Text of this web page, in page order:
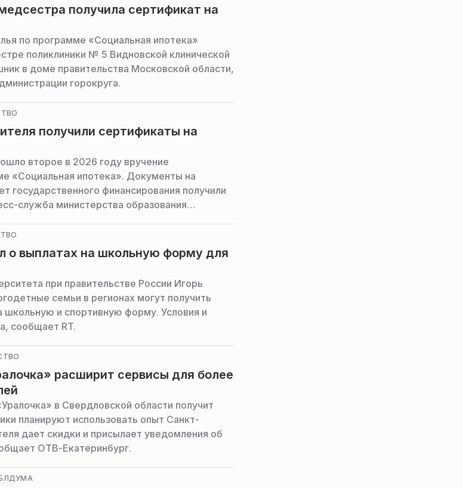
получила сертификат на
по программе «Социальная ипотека»
поликлиники № 5 Видновской клинической
в доме правительства Московской области,
горокруга.
получили сертификаты на
второе в 2026 году вручение
«Социальная ипотека». Документы на
государственного финансирования получили
служба министерства образования
о выплатах на школьную форму для
при правительстве России Игорь
семьи в регионах могут получить
школьную и спортивную форму. Условия и
сообщает RT.
расширит сервисы для более
в Свердловской области получит
планируют использовать опыт Санкт-
дает скидки и присылает уведомления об
ОТВ-Екатеринбург.